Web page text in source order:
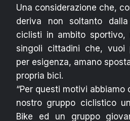
Una considerazione che,
deriva non soltanto
ciclisti in ambito sportivo,
singoli cittadini che, vuoi
per esigenza, amano
propria bici.
“Per questi motivi abbiamo
nostro gruppo ciclistico
Bike ed un gruppo